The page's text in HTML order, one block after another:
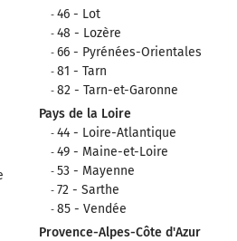
46 - Lot
48 - Lozère
66 - Pyrénées-Orientales
81 - Tarn
82 - Tarn-et-Garonne
Pays de la Loire
44 - Loire-Atlantique
49 - Maine-et-Loire
53 - Mayenne
72 - Sarthe
85 - Vendée
Provence-Alpes-Côte d'Azur